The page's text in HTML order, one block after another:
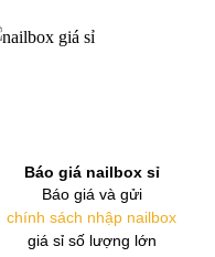
Báo giá nailbox sỉ
Báo giá và gửi
chính sách nhập nailbox
giá sỉ số lượng lớn